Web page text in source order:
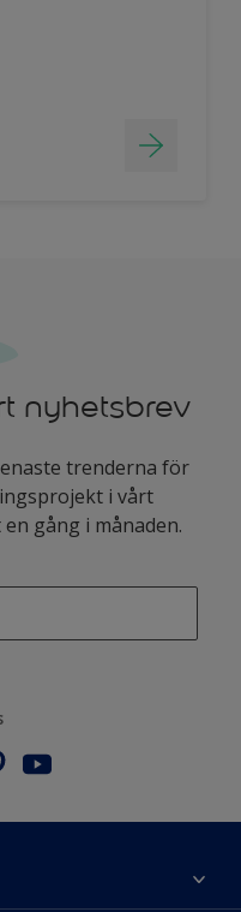
nyhetsbrev
trenderna för
i vårt
gång i månaden.